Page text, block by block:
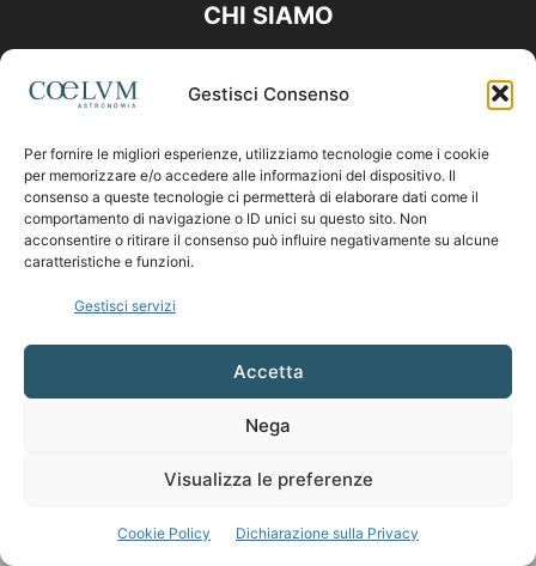
Gestisci Consenso
Per fornire le migliori esperienze, utilizziamo tecnologie come i cookie
per memorizzare e/o accedere alle informazioni del dispositivo. Il
consenso a queste tecnologie ci permetterà di elaborare dati come il
comportamento di navigazione o ID unici su questo sito. Non
acconsentire o ritirare il consenso può influire negativamente su alcune
caratteristiche e funzioni.
Gestisci servizi
Accetta
Nega
Visualizza le preferenze
Cookie Policy Dichiarazione sulla Privacy
CHI SIAMO
Contattaci:coelumastro@coelum.com
SEGUICI